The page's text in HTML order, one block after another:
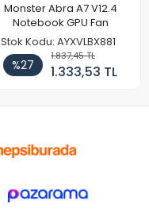
Monster Abra A7 V12.4
Notebook GPU Fan
Stok Kodu: AYXVLBX881
%27
1.837,45 TL
1.333,53 TL